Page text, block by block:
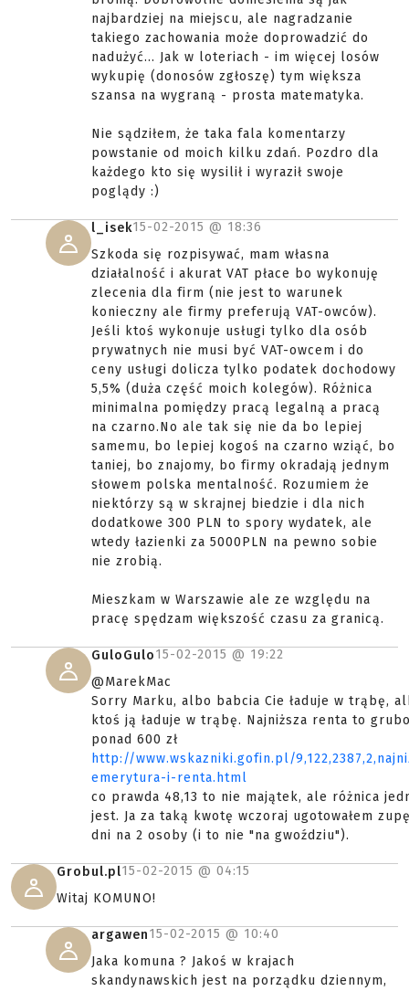
najbardziej na miejscu, ale nagradzanie
takiego zachowania może doprowadzić do
nadużyć... Jak w loteriach - im więcej losów
wykupię (donosów zgłoszę) tym większa
szansa na wygraną - prosta matematyka.
Nie sądziłem, że taka fala komentarzy
powstanie od moich kilku zdań. Pozdro dla
każdego kto się wysilił i wyraził swoje
poglądy :)
l_isek15-02-2015 @ 18:36
Szkoda się rozpisywać, mam własna
działalność i akurat VAT płace bo wykonuję
zlecenia dla firm (nie jest to warunek
konieczny ale firmy preferują VAT-owców).
Jeśli ktoś wykonuje usługi tylko dla osób
prywatnych nie musi być VAT-owcem i do
ceny usługi dolicza tylko podatek dochodowy
5,5% (duża część moich kolegów). Różnica
minimalna pomiędzy pracą legalną a pracą
na czarno.No ale tak się nie da bo lepiej
samemu, bo lepiej kogoś na czarno wziąć, bo
taniej, bo znajomy, bo firmy okradają jednym
słowem polska mentalność. Rozumiem że
niektórzy są w skrajnej biedzie i dla nich
dodatkowe 300 PLN to spory wydatek, ale
wtedy łazienki za 5000PLN na pewno sobie
nie zrobią.
Mieszkam w Warszawie ale ze względu na
pracę spędzam większość czasu za granicą.
GuloGulo15-02-2015 @ 19:22
@MarekMac
Sorry Marku, albo babcia Cie ładuje w trąbę,
ktoś ją ładuje w trąbę. Najniższa renta to
ponad 600 zł
http://www.wskazniki.gofin.pl/
emerytura-i-renta.html
co prawda 48,13 to nie majątek, ale różnica
jest. Ja za taką kwotę wczoraj ugotowałem
dni na 2 osoby (i to nie "na gwoździu").
Grobul.pl15-02-2015 @ 04:15
Witaj KOMUNO!
argawen15-02-2015 @ 10:40
Jaka komuna ? Jakoś w krajach
skandynawskich jest na porządku dziennym,